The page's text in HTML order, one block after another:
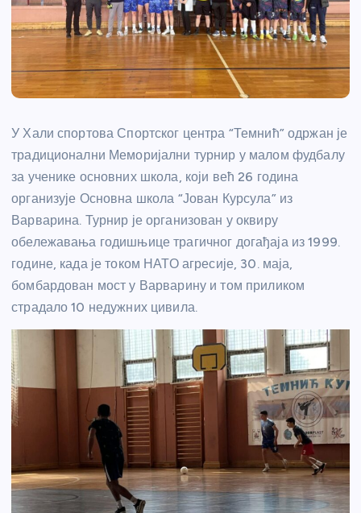
У Хали спортова Спортског центра “Темнић” одржан је
традиционални Меморијални турнир у малом фудбалу
за ученике основних школа, који већ 26 година
организује Основна школа “Јован Курсула” из
Варварина. Турнир је организован у оквиру
обележавања годишњице трагичног догађаја из 1999.
године, када је током НАТО агресије, 30. маја,
бомбардован мост у Варварину и том приликом
страдало 10 недужних цивила.